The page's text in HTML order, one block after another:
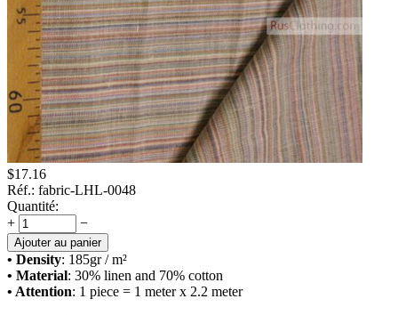
$17.16
Réf.: fabric-LHL-0048
Quantité:
+
−
Ajouter au panier
• Density: 185gr / m²
• Material: 30% linen and 70% cotton
• Attention: 1 piece = 1 meter x 2.2 meter